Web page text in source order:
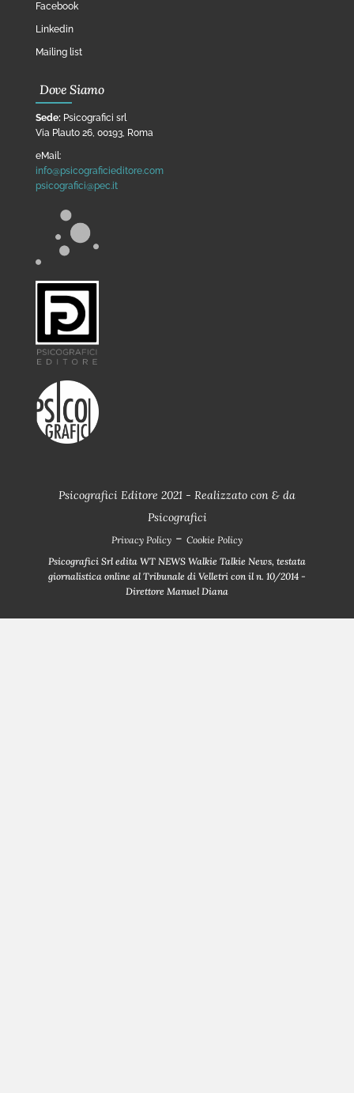
Facebook
Linkedin
Mailing list
Dove Siamo
Sede: Psicografici srl
Via Plauto 26, 00193, Roma
eMail:
info@psicograficieditore.com
psicografici@pec.it
Psicografici Editore 2021 - Realizzato con & da
Psicografici
Privacy Policy - Cookie Policy
Psicografici Srl edita WT NEWS Walkie Talkie News, testata
giornalistica online al Tribunale di Velletri con il n. 10/2014 -
Direttore Manuel Diana